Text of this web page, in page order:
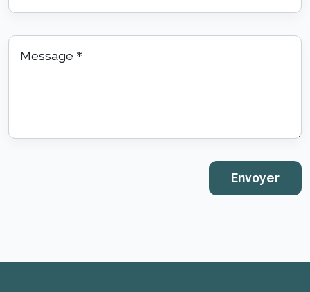
Message *